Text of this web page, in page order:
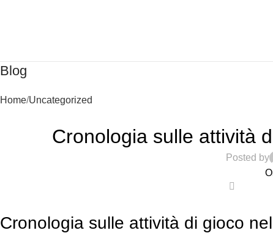
Blog
Home Uncategorized
Cronologia sulle attività
Posted by
Cronologia sulle attività di gioco